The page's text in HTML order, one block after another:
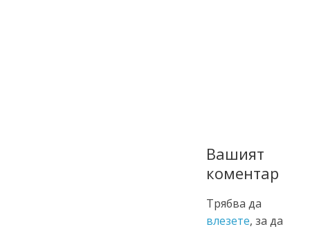
Вашият
коментар
Трябва да
влезете, за да